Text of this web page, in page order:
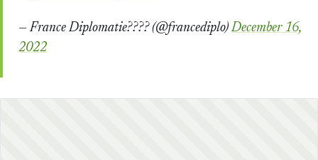
— France Diplomatie???? (@francediplo)December 16,
2022